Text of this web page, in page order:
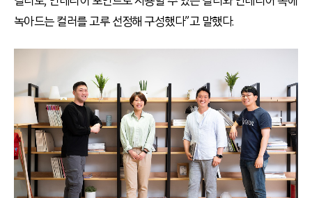
녹아드는 컬러를 고루 선정해 구성했다”고 말했다.